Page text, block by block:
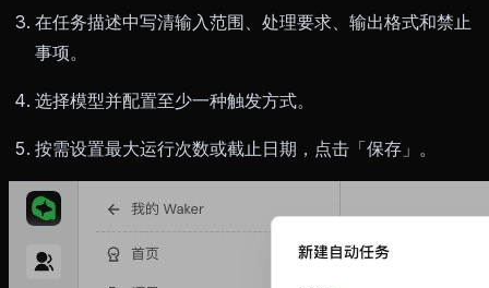
在任务描述中写清输入范围、处理要求、输出格式和禁止
事项。
选择模型并配置至少一种触发方式。
按需设置最大运行次数或截止日期，点击「保存」。